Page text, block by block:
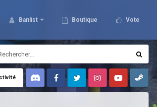
Banlist Boutique Vote
Discord FacebookTwitter InstagramYoutubeSteam